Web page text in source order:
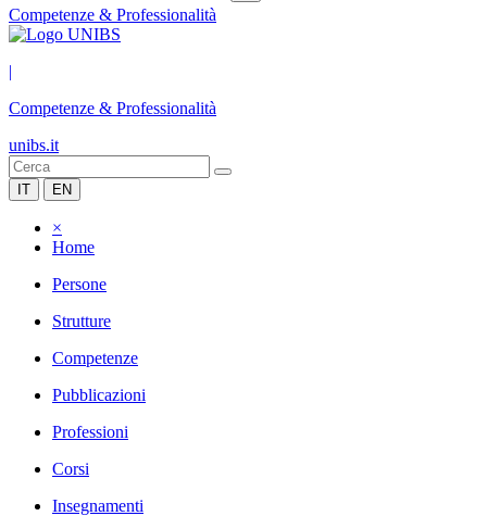
Competenze & Professionalità
|
Competenze & Professionalità
unibs.it
IT EN
×
Home
Persone
Strutture
Competenze
Pubblicazioni
Professioni
Corsi
Insegnamenti